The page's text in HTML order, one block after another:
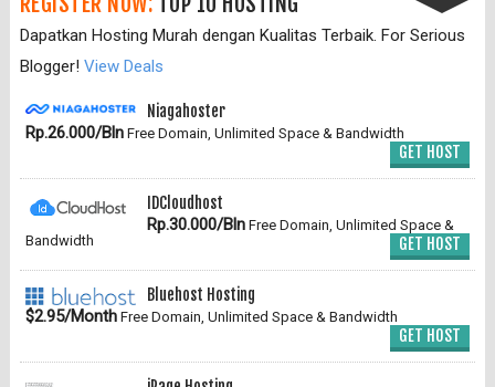
Dapatkan Hosting Murah dengan Kualitas Terbaik. For Serious
Blogger! View Deals
Niagahoster
Rp.26.000/BlnFree Domain, Unlimited Space & Bandwidth
GET HOST
IDCloudhost
Rp.30.000/BlnFree Domain, Unlimited Space &
Bandwidth
GET HOST
Bluehost Hosting
$2.95/MonthFree Domain, Unlimited Space & Bandwidth
GET HOST